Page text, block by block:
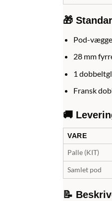
🎁
Pod-
28 mm
1
Fransk
🚚
VARE
Palle (KIT)
Samlet pod
📝